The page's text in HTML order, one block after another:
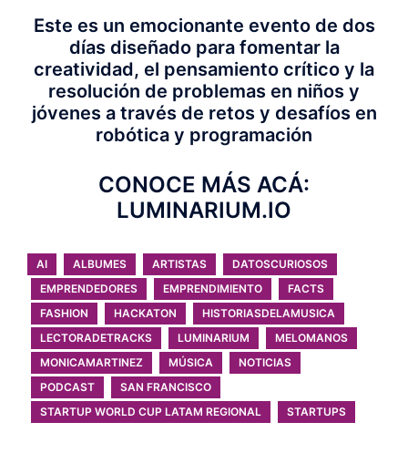
Este es un emocionante evento de dos
días diseñado para fomentar la
creatividad, el pensamiento crítico y la
resolución de problemas en niños y
jóvenes a través de retos y desafíos en
robótica y programación
CONOCE MÁS ACÁ:
LUMINARIUM.IO
AI ALBUMES ARTISTAS
DATOSCURIOSOS
EMPRENDEDORES
EMPRENDIMIENTO
FACTS
FASHION
HACKATON
HISTORIASDELAMUSICA
LECTORADETRACKS
LUMINARIUM
MELOMANOS
MONICAMARTINEZ
MÚSICA
NOTICIAS
PODCAST
SAN FRANCISCO
STARTUP WORLD CUP LATAM REGIONAL
STARTUPS